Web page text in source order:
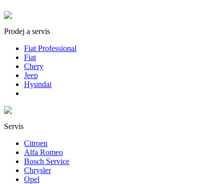
Prodej a servis
Fiat Professional
Fiat
Chery
Jeep
Hyundai
Servis
Citroen
Alfa Romeo
Bosch Service
Chrysler
Opel